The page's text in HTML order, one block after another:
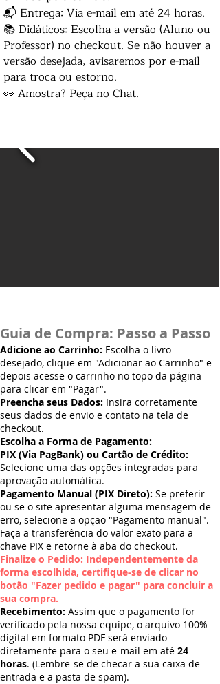
📬 Entrega: Via e-mail em até 24 horas.
📚 Didáticos: Escolha a versão (Aluno ou
Professor) no checkout. Se não houver a
versão desejada, avisaremos por e-mail
para troca ou estorno.
👀 Amostra? Peça no Chat.
Guia de Compra: Passo a Passo
Adicione ao Carrinho: Escolha o livro
desejado, clique em "Adicionar ao Carrinho" e
depois acesse o carrinho no topo da página
para clicar em "Pagar".
Preencha seus Dados: Insira corretamente
seus dados de envio e contato na tela de
checkout.
Escolha a Forma de Pagamento:
PIX (Via PagBank) ou Cartão de Crédito:
Selecione uma das opções integradas para
aprovação automática.
Pagamento Manual (PIX Direto): Se preferir
ou se o site apresentar alguma mensagem de
erro, selecione a opção "Pagamento manual".
Faça a transferência do valor exato para a
chave PIX e retorne à aba do checkout.
Finalize o Pedido: Independentemente da
forma escolhida, certifique-se de clicar no
botão "Fazer pedido e pagar" para concluir a
sua compra.
Recebimento: Assim que o pagamento for
verificado pela nossa equipe, o arquivo 100%
digital em formato PDF será enviado
diretamente para o seu e-mail em até 24
horas. (Lembre-se de checar a sua caixa de
entrada e a pasta de spam).